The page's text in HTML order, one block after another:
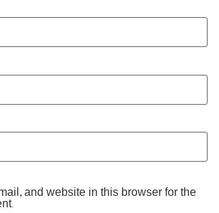
and website in this browser for the